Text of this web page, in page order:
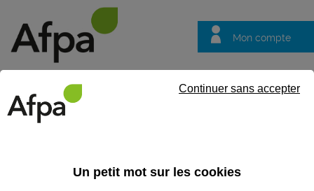
Mon compte
questions
Dossier thématique
Un petit mot sur les cookies
Continuer sans accepter